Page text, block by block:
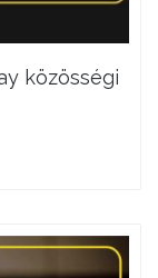
közösségi